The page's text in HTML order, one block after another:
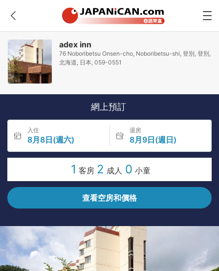
adex inn
76 Noboribetsu Onsen-cho, Noboribetsu-shi, 登別, 登別,
北海道, 日本, 059-0551
網上預訂
入住
8月8日(週六)
退房
8月9日(週日)
1 客房 2 成人 0 小童
查看空房和價格